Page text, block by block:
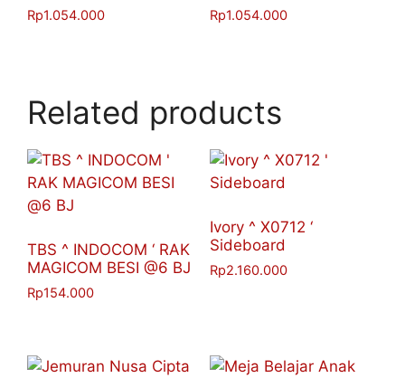
Rp1.054.000 Rp1.054.000
Related products
TBS ^ INDOCOM ‘ RAK
MAGICOM BESI @6 BJ
Rp154.000
Ivory ^ X0712 ‘
Sideboard
Rp2.160.000